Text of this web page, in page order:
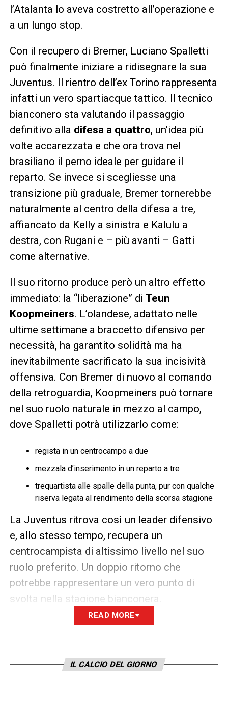
l’Atalanta lo aveva costretto all’operazione e
a un lungo stop.
Con il recupero di Bremer, Luciano Spalletti
può finalmente iniziare a ridisegnare la sua
Juventus. Il rientro dell’ex Torino rappresenta
infatti un vero spartiacque tattico. Il tecnico
bianconero sta valutando il passaggio
definitivo alla difesa a quattro, un’idea più
volte accarezzata e che ora trova nel
brasiliano il perno ideale per guidare il
reparto. Se invece si scegliesse una
transizione più graduale, Bremer tornerebbe
naturalmente al centro della difesa a tre,
affiancato da Kelly a sinistra e Kalulu a
destra, con Rugani e – più avanti – Gatti
come alternative.
Il suo ritorno produce però un altro effetto
immediato: la “liberazione” di Teun
Koopmeiners. L’olandese, adattato nelle
ultime settimane a braccetto difensivo per
necessità, ha garantito solidità ma ha
inevitabilmente sacrificato la sua incisività
offensiva. Con Bremer di nuovo al comando
della retroguardia, Koopmeiners può tornare
nel suo ruolo naturale in mezzo al campo,
dove Spalletti potrà utilizzarlo come:
regista in un centrocampo a due
mezzala d’inserimento in un reparto a tre
trequartista alle spalle della punta, pur con qualche
riserva legata al rendimento della scorsa stagione
La Juventus ritrova così un leader difensivo
e, allo stesso tempo, recupera un
centrocampista di altissimo livello nel suo
ruolo preferito. Un doppio ritorno che
potrebbe rappresentare un vero punto di
svolta nella stagione bianconera.
LEGGI ANCHE –Ultime notizie
READ MORE
IL CALCIO DEL GIORNO